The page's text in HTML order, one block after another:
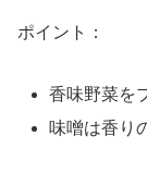
ポイント：
香味野菜を
味噌は香り